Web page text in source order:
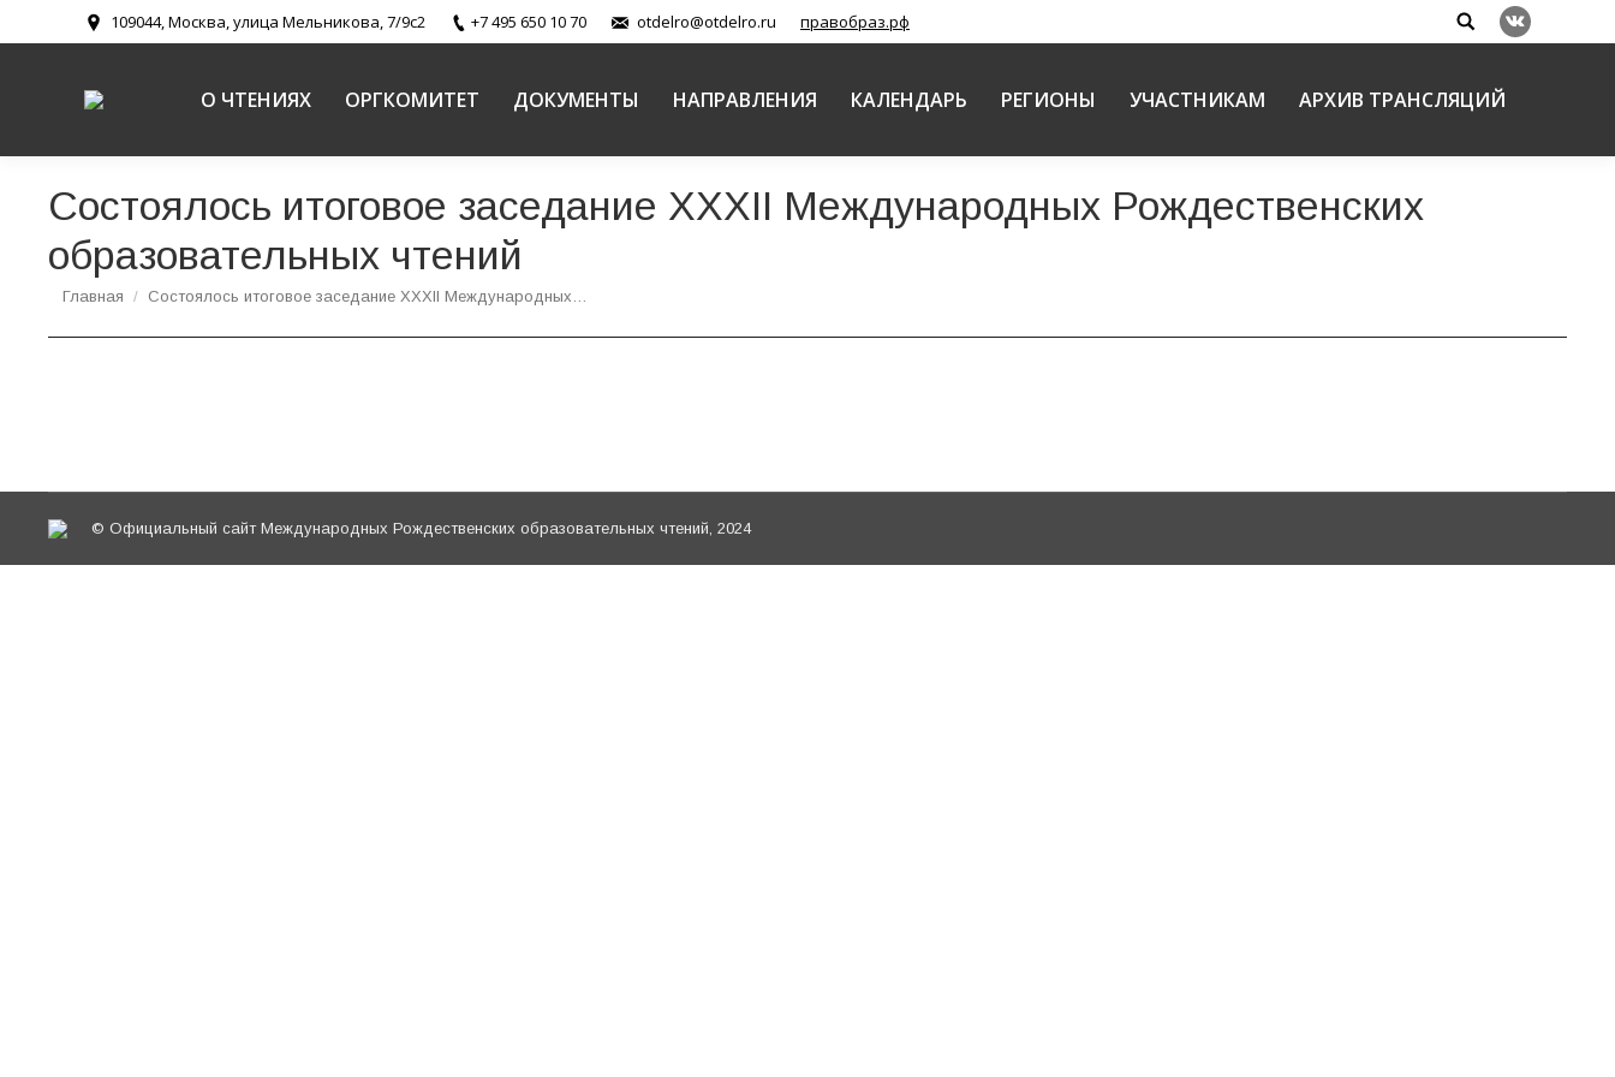
109044, Москва, улица Мельникова, 7/9с2 +7 495 650 10 70 otdelro@otdelro.ru правобраз.рф Search:
Вконтакте
О ЧТЕНИЯХ ОРГКОМИТЕТ ДОКУМЕНТЫ НАПРАВЛЕНИЯ КАЛЕНДАРЬ РЕГИОНЫ УЧАСТНИКАМ АРХИВ ТРАНСЛЯЦИЙ
Состоялось итоговое заседание XXХII Международных Рождественских
образовательных чтений
Вы здесь:
Главная Состоялось итоговое заседание XXХII Международных…
© Официальный сайт Международных Рождественских образовательных чтений, 2024